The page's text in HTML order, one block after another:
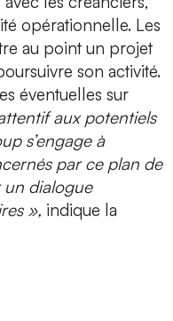
opérationnelle. Les
au point un projet
son activité.
éventuelles sur
aux potentiels
s’engage à
par ce plan de
dialogue
», indique la